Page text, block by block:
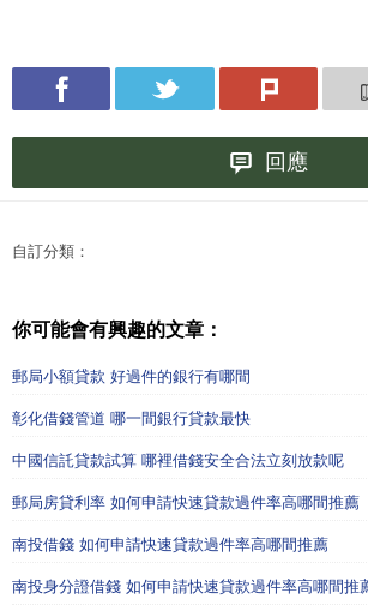
回應
自訂分類：
你可能會有興趣的文章：
郵局小額貸款 好過件的銀行有哪間
彰化借錢管道 哪一間銀行貸款最快
中國信託貸款試算 哪裡借錢安全合法立刻放款呢
郵局房貸利率 如何申請快速貸款過件率高哪間推薦
南投借錢 如何申請快速貸款過件率高哪間推薦
南投身分證借錢 如何申請快速貸款過件率高哪間推